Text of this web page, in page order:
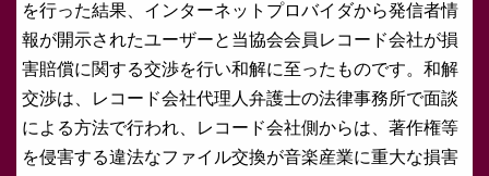
を行った結果、インターネットプロバイダから発信者情
報が開示されたユーザーと当協会会員レコード会社が損
害賠償に関する交渉を行い和解に至ったものです。和解
交渉は、レコード会社代理人弁護士の法律事務所で面談
による方法で行われ、レコード会社側からは、著作権等
を侵害する違法なファイル交換が音楽産業に重大な損害